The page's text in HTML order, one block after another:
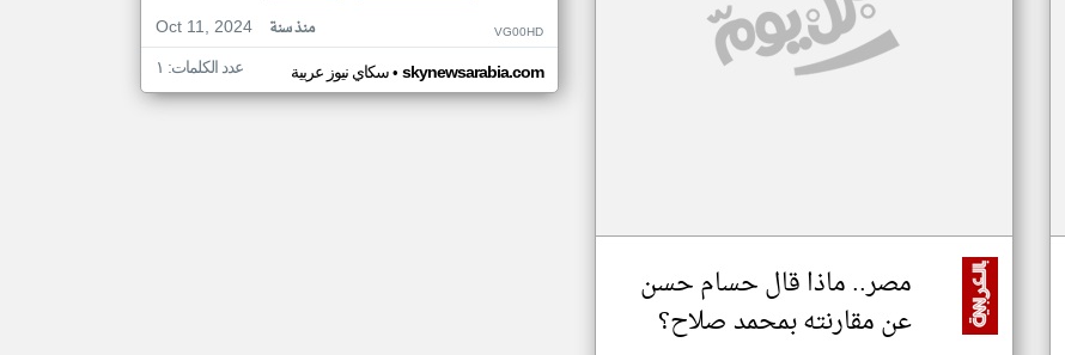
مصر.. ماذا قال حسام حسن
عن مقارنته بمحمد صلاح؟
Oct 11, 2024
منذ سنة VG00HD
سكاي نيوز عربية• skynewsarabia.com عدد الكلمات: ١